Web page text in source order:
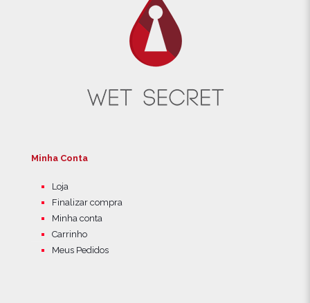
Minha Conta
Loja
Finalizar compra
Minha conta
Carrinho
Meus Pedidos